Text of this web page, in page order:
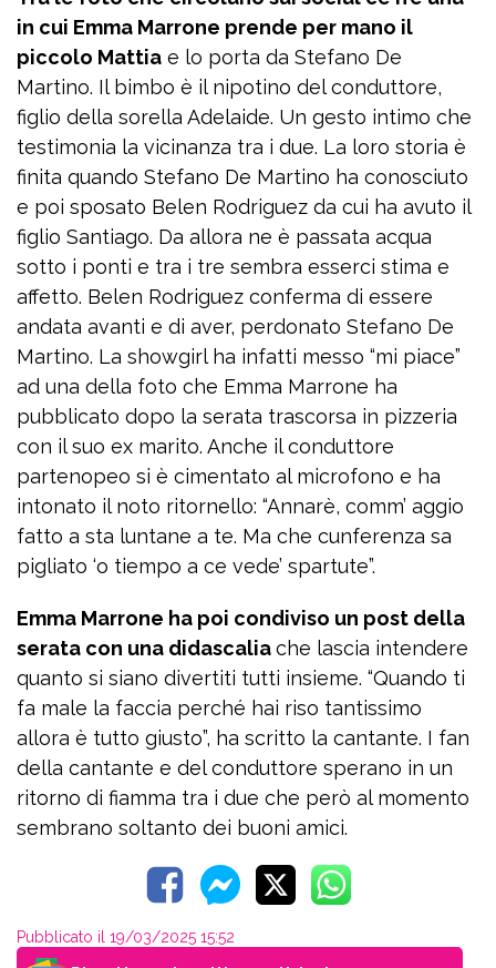
in cui Emma Marrone prende per mano il
piccolo Mattia e lo porta da Stefano De
Martino. Il bimbo è il nipotino del conduttore,
figlio della sorella Adelaide. Un gesto intimo che
testimonia la vicinanza tra i due. La loro storia è
finita quando Stefano De Martino ha conosciuto
e poi sposato Belen Rodriguez da cui ha avuto il
figlio Santiago. Da allora ne è passata acqua
sotto i ponti e tra i tre sembra esserci stima e
affetto. Belen Rodriguez conferma di essere
andata avanti e di aver, perdonato Stefano De
Martino. La showgirl ha infatti messo “mi piace”
ad una della foto che Emma Marrone ha
pubblicato dopo la serata trascorsa in pizzeria
con il suo ex marito. Anche il conduttore
partenopeo si è cimentato al microfono e ha
intonato il noto ritornello: “Annarè, comm’ aggio
fatto a sta luntane a te. Ma che cunferenza sa
pigliato ‘o tiempo a ce vede’ spartute”.
Emma Marrone ha poi condiviso un post della
serata con una didascaliache lascia intendere
quanto si siano divertiti tutti insieme. “Quando ti
fa male la faccia perché hai riso tantissimo
allora è tutto giusto”, ha scritto la cantante. I fan
della cantante e del conduttore sperano in un
ritorno di fiamma tra i due che però al momento
sembrano soltanto dei buoni amici.
Pubblicato il 19/03/2025 15:52